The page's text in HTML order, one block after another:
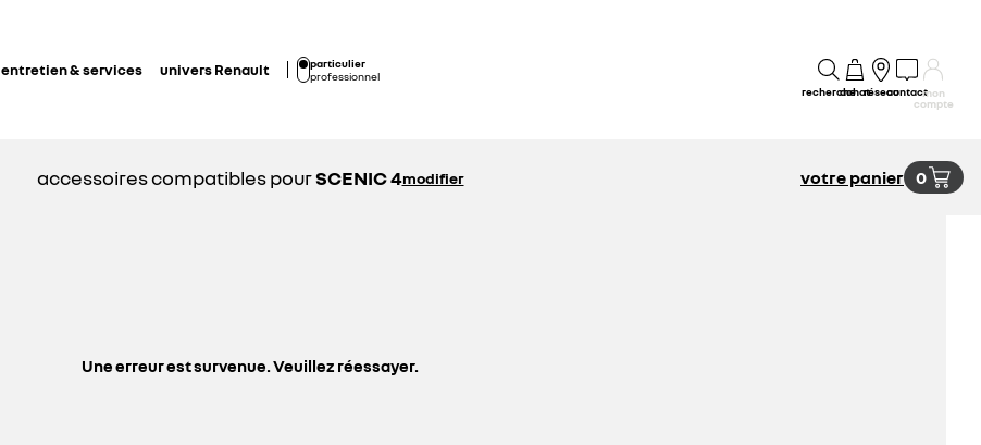
entretien & services univers Renault
particulier
professionnel
rechercheachatréseaucontactmon
compte
accessoires compatibles pourSCENIC 4modifier votre panier 0
Une erreur est survenue. Veuillez réessayer.